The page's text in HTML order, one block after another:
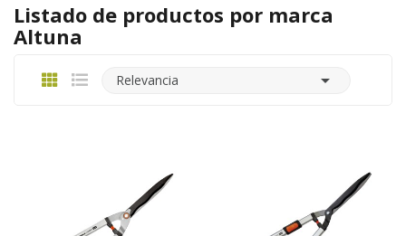
Listado de productos por marca
Altuna
Relevancia 